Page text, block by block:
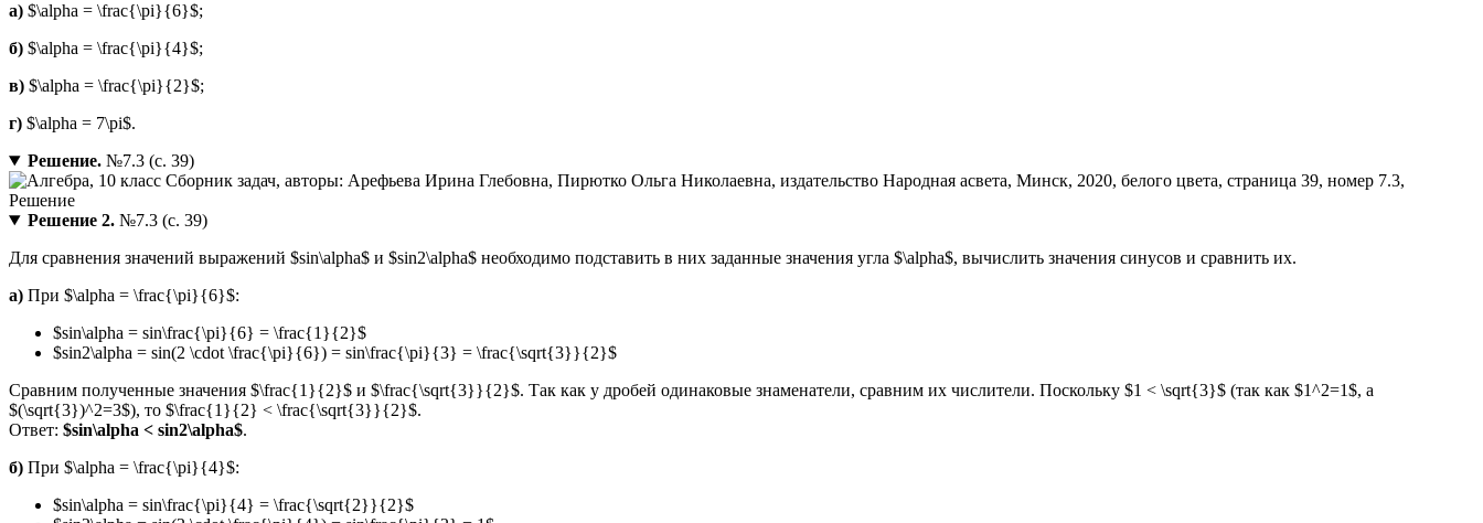
а) $\alpha = \frac{\pi}{6}$;
б) $\alpha = \frac{\pi}{4}$;
в) $\alpha = \frac{\pi}{2}$;
г) $\alpha = 7\pi$.
Решение.№7.3 (с. 39)
Решение 2.№7.3 (с. 39)
Для сравнения значений выражений $sin\alpha$ и $sin2\alpha$ необходимо подставить в них заданные значения угла $\alpha$, вычислить значения синусов и сравнить их.
а) При $\alpha = \frac{\pi}{6}$:
$sin\alpha = sin\frac{\pi}{6} = \frac{1}{2}$
$sin2\alpha = sin(2 \cdot \frac{\pi}{6}) = sin\frac{\pi}{3} = \frac{\sqrt{3}}{2}$
Сравним полученные значения $\frac{1}{2}$ и $\frac{\sqrt{3}}{2}$. Так как у дробей одинаковые знаменатели, сравним их числители. Поскольку $1 < \sqrt{3}$ (так как $1^2=1$, а
$(\sqrt{3})^2=3$), то $\frac{1}{2} < \frac{\sqrt{3}}{2}$.
Ответ: $sin\alpha < sin2\alpha$.
б) При $\alpha = \frac{\pi}{4}$:
$sin\alpha = sin\frac{\pi}{4} = \frac{\sqrt{2}}{2}$